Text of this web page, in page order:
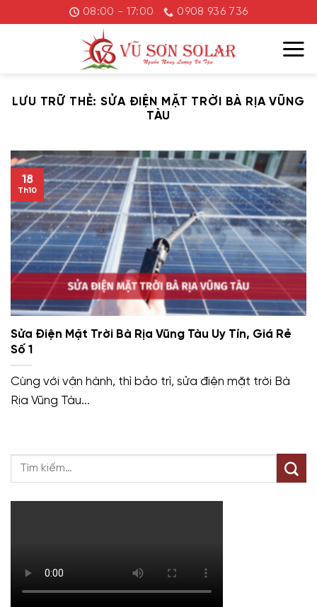
đến
08:00 - 17:00 0908 936 736
LƯU TRỮ THẺ:SỬA ĐIỆN MẶT TRỜI BÀ RỊA VŨNG
TÀU
Sửa Điện Mặt Trời Bà Rịa Vũng Tàu Uy Tín, Giá Rẻ
Số 1
Cùng với vận hành, thì bảo trì, sửa điện mặt trời Bà
Rịa Vũng Tàu...
18
Th10